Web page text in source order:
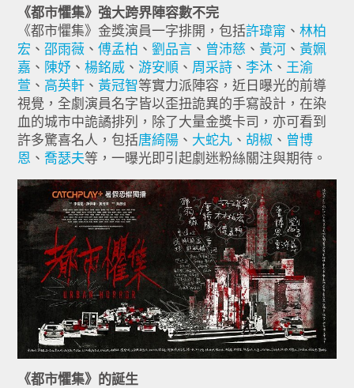
《都市懼集》強大跨界陣容數不完
《都市懼集》金獎演員一字排開，包括許瑋甯 、林柏
宏 、邵雨薇 、傅孟柏 、劉品言 、 曾沛慈 、黃河 、黃姵
嘉 、 陳妤 、楊銘威 、游安順 、 周采詩 、李沐 、 王渝
萱 、 高英軒 、黃冠智等實力派陣容，近日曝光的前導
視覺，全劇演員名字皆以歪扭詭異的手寫設計，在染
血的城市中詭譎排列，除了大量金獎卡司，亦可看到
許多驚喜名人，包括唐綺陽 、 大蛇丸 、 胡椒 、 曾博
恩 、喬瑟夫等，一曝光即引起劇迷粉絲關注與期待。
《都市懼集》的誕生